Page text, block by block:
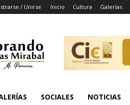
/ Unirse Inicio Cultura Galerías
SOCIALES NOTICIAS